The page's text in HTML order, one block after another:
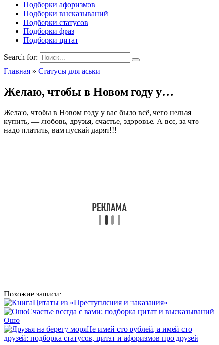
Подборки афоризмов
Подборки высказываний
Подборки статусов
Подборки фраз
Подборки цитат
Search for:
Главная » Статусы для аськи
Желаю, чтобы в Новом году у…
Желаю, чтобы в Новом году у вас было всё, чего нельзя
купить, — любовь, друзья, счастье, здоровье. А все, за что
надо платить, вам пускай дарят!!!
Похожие записи:
Цитаты из «Преступления и наказания»
Счастье всегда с вами: подборка цитат и высказываний
Ошо
Не имей сто рублей, а имей сто
друзей: подборка статусов, цитат и афоризмов про друзей